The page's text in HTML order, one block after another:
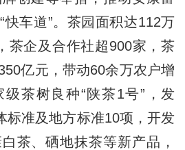
快车道”。茶园面积达112万
茶企及合作社超900家，茶
亿元，带动60余万农户增
茶树良种“陕茶1号”，发
标准及地方标准10项，开发
茶、硒地抹茶等新产品，